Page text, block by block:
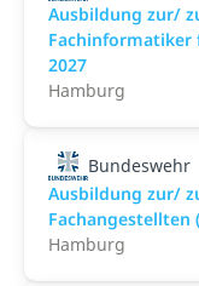
Ausbildung zur/
2027
Hamburg
Bundeswehr
Ausbildung zur/
Fachangestellten
Hamburg